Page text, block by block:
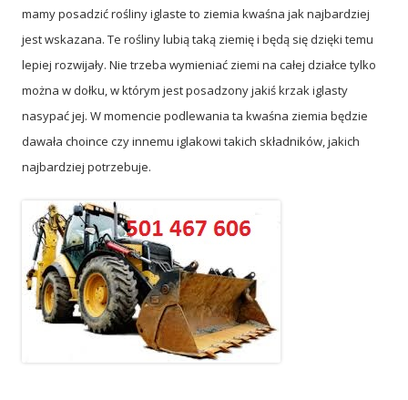
mamy posadzić rośliny iglaste to ziemia kwaśna jak najbardziej
jest wskazana. Te rośliny lubią taką ziemię i będą się dzięki temu
lepiej rozwijały. Nie trzeba wymieniać ziemi na całej działce tylko
można w dołku, w którym jest posadzony jakiś krzak iglasty
nasypać jej. W momencie podlewania ta kwaśna ziemia będzie
dawała choince czy innemu iglakowi takich składników, jakich
najbardziej potrzebuje.